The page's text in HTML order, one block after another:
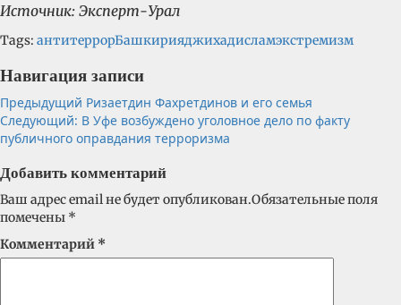
Источник: Эксперт-Урал
Tags: антитеррорБашкирияджихадисламэкстремизм
Навигация записи
Предыдущий Ризаетдин Фахретдинов и его семья
Следующий: В Уфе возбуждено уголовное дело по факту
публичного оправдания терроризма
Добавить комментарий
Ваш адрес email не будет опубликован.Обязательные поля
помечены *
Комментарий *